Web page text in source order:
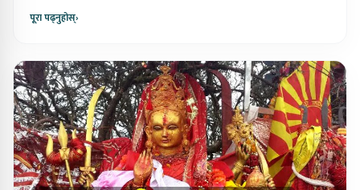
पूरा पढ्नुहोस्›